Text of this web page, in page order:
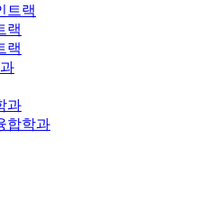
트랙
랙
랙
과
합학과